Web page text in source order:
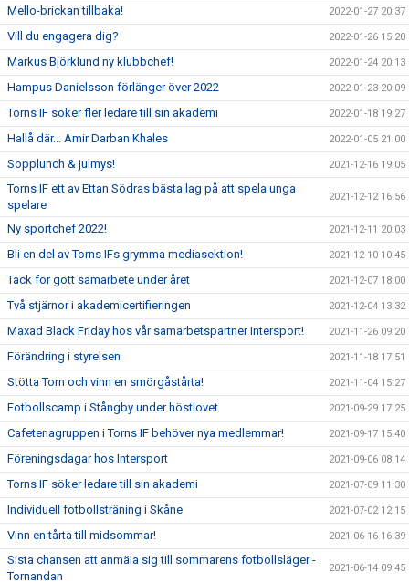
Mello-brickan tillbaka! 2022-01-27 20:37
Vill du engagera dig? 2022-01-26 15:20
Markus Björklund ny klubbchef! 2022-01-24 20:13
Hampus Danielsson förlänger över 2022 2022-01-23 20:09
Torns IF söker fler ledare till sin akademi 2022-01-18 19:27
Hallå där... Amir Darban Khales 2022-01-05 21:00
Sopplunch & julmys! 2021-12-16 19:05
Torns IF ett av Ettan Södras bästa lag på att spela unga
spelare
2021-12-12 16:56
Ny sportchef 2022! 2021-12-11 20:03
Bli en del av Torns IFs grymma mediasektion! 2021-12-10 10:45
Tack för gott samarbete under året 2021-12-07 18:00
Två stjärnor i akademicertifieringen 2021-12-04 13:32
Maxad Black Friday hos vår samarbetspartner Intersport! 2021-11-26 09:20
Förändring i styrelsen 2021-11-18 17:51
Stötta Torn och vinn en smörgåstårta! 2021-11-04 15:27
Fotbollscamp i Stångby under höstlovet 2021-09-29 17:25
Cafeteriagruppen i Torns IF behöver nya medlemmar! 2021-09-17 15:40
Föreningsdagar hos Intersport 2021-09-06 08:14
Torns IF söker ledare till sin akademi 2021-07-09 11:30
Individuell fotbollsträning i Skåne 2021-07-02 12:15
Vinn en tårta till midsommar! 2021-06-16 16:39
Sista chansen att anmäla sig till sommarens fotbollsläger -
Tornandan
2021-06-14 09:45